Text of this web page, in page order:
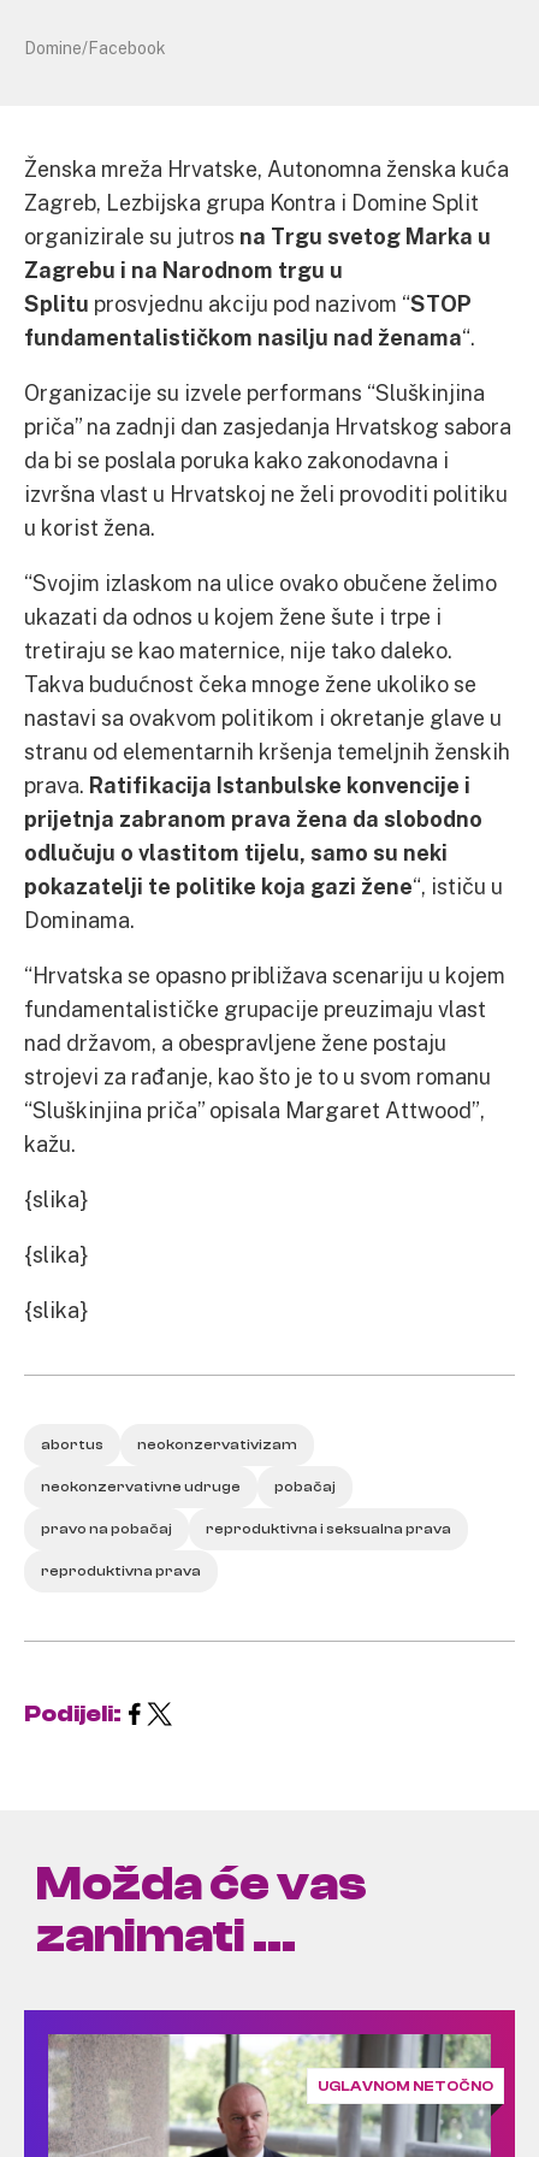
Domine/Facebook
Ženska mreža Hrvatske, Autonomna ženska kuća
Zagreb, Lezbijska grupa Kontra i Domine Split
organizirale su jutros na Trgu svetog Marka u
Zagrebu i na Narodnom trgu u
Splitu prosvjednu akciju pod nazivom “STOP
fundamentalističkom nasilju nad ženama“.
Organizacije su izvele performans “Sluškinjina
priča” na zadnji dan zasjedanja Hrvatskog sabora
da bi se poslala poruka kako zakonodavna i
izvršna vlast u Hrvatskoj ne želi provoditi politiku
u korist žena.
“Svojim izlaskom na ulice ovako obučene želimo
ukazati da odnos u kojem žene šute i trpe i
tretiraju se kao maternice, nije tako daleko.
Takva budućnost čeka mnoge žene ukoliko se
nastavi sa ovakvom politikom i okretanje glave u
stranu od elementarnih kršenja temeljnih ženskih
prava. Ratifikacija Istanbulske konvencije i
prijetnja zabranom prava žena da slobodno
odlučuju o vlastitom tijelu, samo su neki
pokazatelji te politike koja gazi žene“, ističu u
Dominama.
“Hrvatska se opasno približava scenariju u kojem
fundamentalističke grupacije preuzimaju vlast
nad državom, a obespravljene žene postaju
strojevi za rađanje, kao što je to u svom romanu
“Sluškinjina priča” opisala Margaret Attwood”,
kažu.
{slika}
{slika}
{slika}
abortus neokonzervativizam
neokonzervativne udruge pobačaj
pravo na pobačaj reproduktivna i seksualna prava
reproduktivna prava
Podijeli:
Možda će vas
zanimati ...
UGLAVNOM NETOČNO